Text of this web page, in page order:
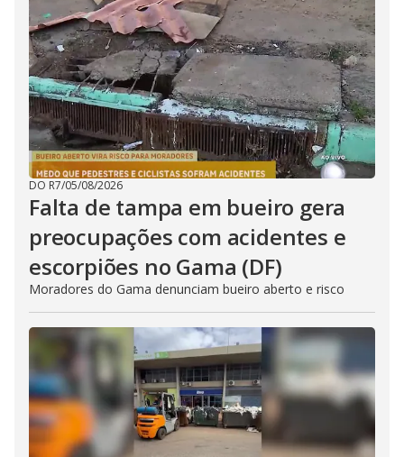
DO R7/05/08/2026
Falta de tampa em bueiro gera
preocupações com acidentes e
escorpiões no Gama (DF)
Moradores do Gama denunciam bueiro aberto e risco